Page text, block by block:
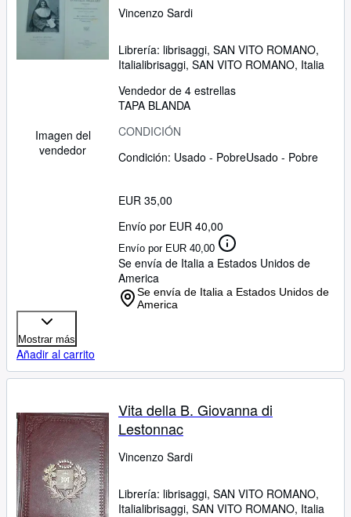
Imagen del
vendedor
Vincenzo Sardi
Librería: librisaggi, SAN VITO ROMANO,
Italialibrisaggi, SAN VITO ROMANO, Italia
Vendedor de 4 estrellas
TAPA BLANDA
CONDICIÓN
Condición: Usado - PobreUsado - Pobre
EUR 35,00
Envío por EUR 40,00
Envío por EUR 40,00
Se envía de Italia a Estados Unidos de
America
Se envía de Italia a Estados Unidos de
America
Mostrar más
Añadir al carrito
Vita della B. Giovanna di
Lestonnac
Vincenzo Sardi
Librería: librisaggi, SAN VITO ROMANO,
Italialibrisaggi, SAN VITO ROMANO, Italia